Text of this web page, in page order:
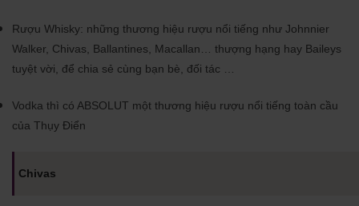
Rượu Whisky: những thương hiệu rượu nổi tiếng như Johnnier
Walker, Chivas, Ballantines, Macallan… thượng hạng hay Baileys
tuyệt vời, để chia sẻ cùng bạn bè, đối tác …
Vodka thì có ABSOLUT một thương hiệu rượu nổi tiếng toàn cầu
của Thụy Điển
Chivas